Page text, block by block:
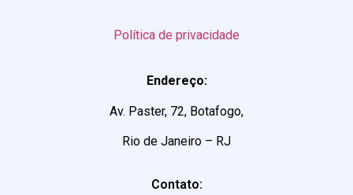
Política de privacidade
Endereço:
Av. Paster, 72, Botafogo,
Rio de Janeiro – RJ
Contato: